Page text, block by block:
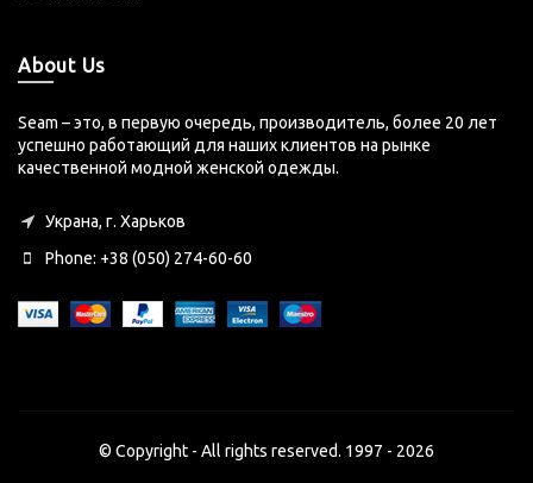
About Us
Seam – это, в первую очередь, производитель, более 20 лет
успешно работающий для наших клиентов на рынке
качественной модной женской одежды.
Украна, г. Харьков
Phone: +38 (050) 274-60-60
© Copyright - All rights reserved. 1997 - 2026